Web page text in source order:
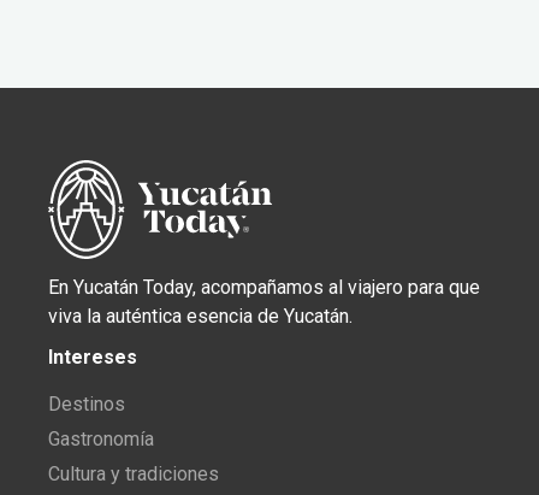
En Yucatán Today, acompañamos al viajero para que
viva la auténtica esencia de Yucatán.
Intereses
Destinos
Gastronomía
Cultura y tradiciones